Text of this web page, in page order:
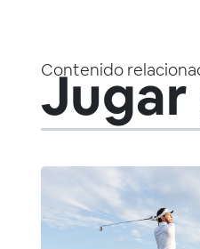
Contenido